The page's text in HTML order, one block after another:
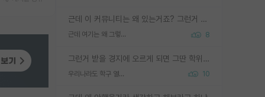
근데 이 커뮤니티는 왜 있는거죠? 그런거 쉽게 물어볼수있어서 있는거 아닌가요? 그렇게 보기 싫으면 커뮤니티도 하지마시지 그러면
근데 여기는 왜 그렇게 SPK를 물어보는거임? 8
그런거 받을 경지에 오르게 되면 그딴 학위명이 필요없음
우리나라도 학구 열풍보면 Higher Doctorate 학위가 필요하다고 봅니다. 10